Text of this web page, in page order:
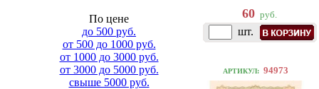
По цене
до 500 руб.
от 500 до 1000 руб.
от 1000 до 3000 руб.
от 3000 до 5000 руб.
свыше 5000 руб.
60 руб.
шт.
АРТИКУЛ: 94973